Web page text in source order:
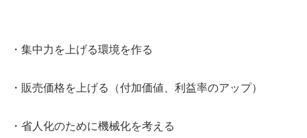
・集中力を上げる環境を作る
・販売価格を上げる（付加価値、利益率のアップ）
・省人化のために機械化を考える